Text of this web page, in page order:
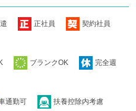
正社員 契約社員
ブランクOK 完全週
通勤可 扶養控除内考慮